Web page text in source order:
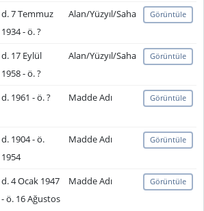
d. 7 Temmuz
1934 - ö. ?
Alan/Yüzyıl/Saha Görüntüle
d. 17 Eylül
1958 - ö. ?
Alan/Yüzyıl/Saha Görüntüle
d. 1961 - ö. ? Madde Adı Görüntüle
d. 1904 - ö.
1954
Madde Adı Görüntüle
d. 4 Ocak 1947
- ö. 16 Ağustos
Madde Adı Görüntüle